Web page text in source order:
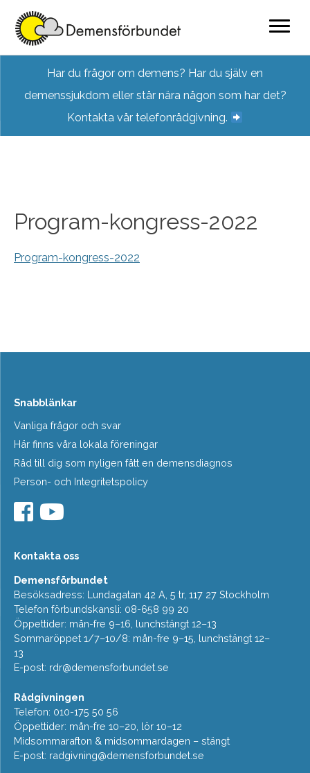
content
Har du frågor om demens? Har du själv en
demenssjukdom eller står nära någon som har det?
Kontakta vår telefonrådgivning.
Program-kongress-2022
Program-kongress-2022
Snabblänkar
Vanliga frågor och svar
Här finns våra lokala föreningar
Råd till dig som nyligen fått en demensdiagnos
Person- och Integritetspolicy
Kontakta oss
Demensförbundet
Besöksadress: Lundagatan 42 A, 5 tr, 117 27 Stockholm
Telefon förbundskansli: 08-658 99 20
Öppettider: mån-fre 9–16, lunchstängt 12–13
Sommaröppet 1/7–10/8: mån-fre 9–15, lunchstängt 12–
13
E-post: rdr@demensforbundet.se
Rådgivningen
Telefon: 010-175 50 56
Öppettider: mån-fre 10–20, lör 10–12
Midsommarafton & midsommardagen – stängt
E-post: radgivning@demensforbundet.se